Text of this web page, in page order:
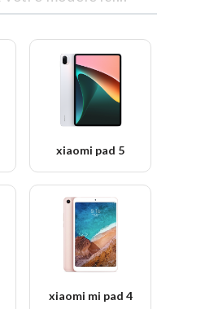
xiaomi pad 5
xiaomi mi pad 4